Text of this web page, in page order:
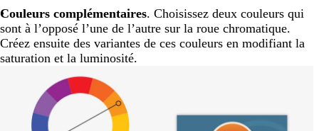
Couleurs complémentaires. Choisissez deux couleurs qui
sont à l’opposé l’une de l’autre sur la roue chromatique.
Créez ensuite des variantes de ces couleurs en modifiant la
saturation et la luminosité.